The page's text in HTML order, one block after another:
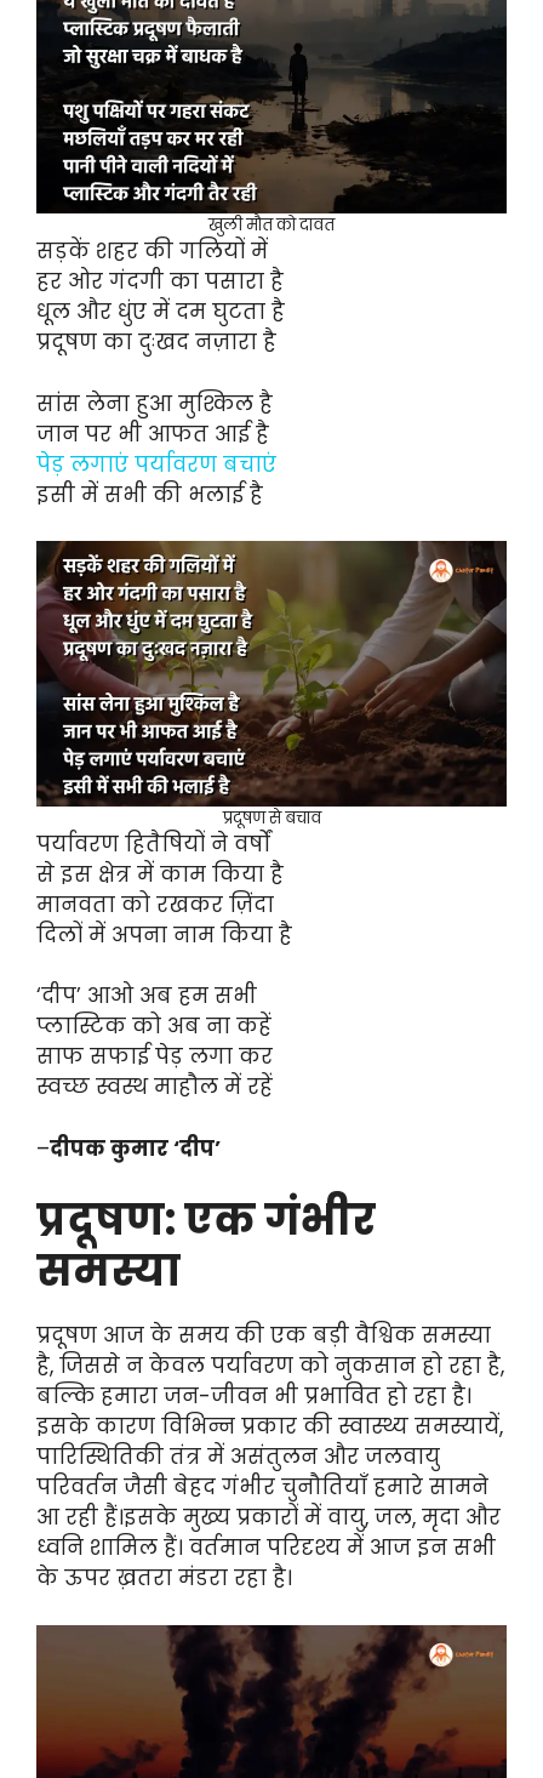
खुली मौत को दावत
सड़कें शहर की गलियों में
हर ओर गंदगी का पसारा है
धूल और धुंए में दम घुटता है
प्रदूषण का दुःखद नज़ारा है
सांस लेना हुआ मुश्किल है
जान पर भी आफत आई है
पेड़ लगाएं पर्यावरण बचाएं
इसी में सभी की भलाई है
प्रदूषण से बचाव
पर्यावरण हितैषियों ने वर्षों
से इस क्षेत्र में काम किया है
मानवता को रखकर ज़िंदा
दिलों में अपना नाम किया है
‘दीप’ आओ अब हम सभी
प्लास्टिक को अब ना कहें
साफ सफाई पेड़ लगा कर
स्वच्छ स्वस्थ माहौल में रहें
–दीपक कुमार ‘दीप’
प्रदूषण: एक गंभीर
समस्या
प्रदूषण आज के समय की एक बड़ी वैश्विक समस्या
है, जिससे न केवल पर्यावरण को नुकसान हो रहा है,
बल्कि हमारा जन-जीवन भी प्रभावित हो रहा है।
इसके कारण विभिन्न प्रकार की स्वास्थ्य समस्यायें,
पारिस्थितिकी तंत्र में असंतुलन और जलवायु
परिवर्तन जैसी बेहद गंभीर चुनौतियाँ हमारे सामने
आ रही हैं।इसके मुख्य प्रकारों में वायु, जल, मृदा और
ध्वनि शामिल हैं। वर्तमान परिदृश्य में आज इन सभी
के ऊपर ख़तरा मंडरा रहा है।